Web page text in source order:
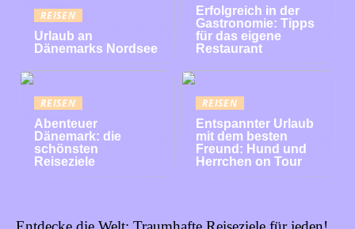
REISEN
Urlaub an
Dänemarks Nordsee
Erfolgreich in der
Gastronomie: Tipps
für das eigene
Restaurant
REISEN
Abenteuer
Dänemark: die
schönsten
Reiseziele
REISEN
Entspannter Urlaub
mit dem besten
Freund: Hund und
Herrchen on Tour